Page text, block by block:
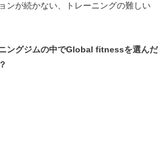
ンが続かない、トレーニングの難しい
ングジムの中でGlobal fitnessを選んだ